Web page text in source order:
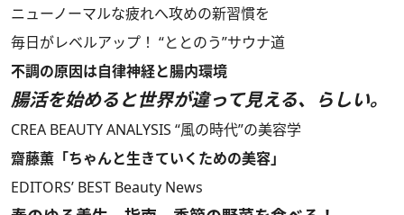
ニューノーマルな疲れへ攻めの新習慣を
毎日がレベルアップ！ “ととのう”サウナ道
不調の原因は自律神経と腸内環境
腸活を始めると世界が違って見える、らしい。
CREA BEAUTY ANALYSIS “風の時代”の美容学
齋藤薫「ちゃんと生きていくための美容」
EDITORS’ BEST Beauty News